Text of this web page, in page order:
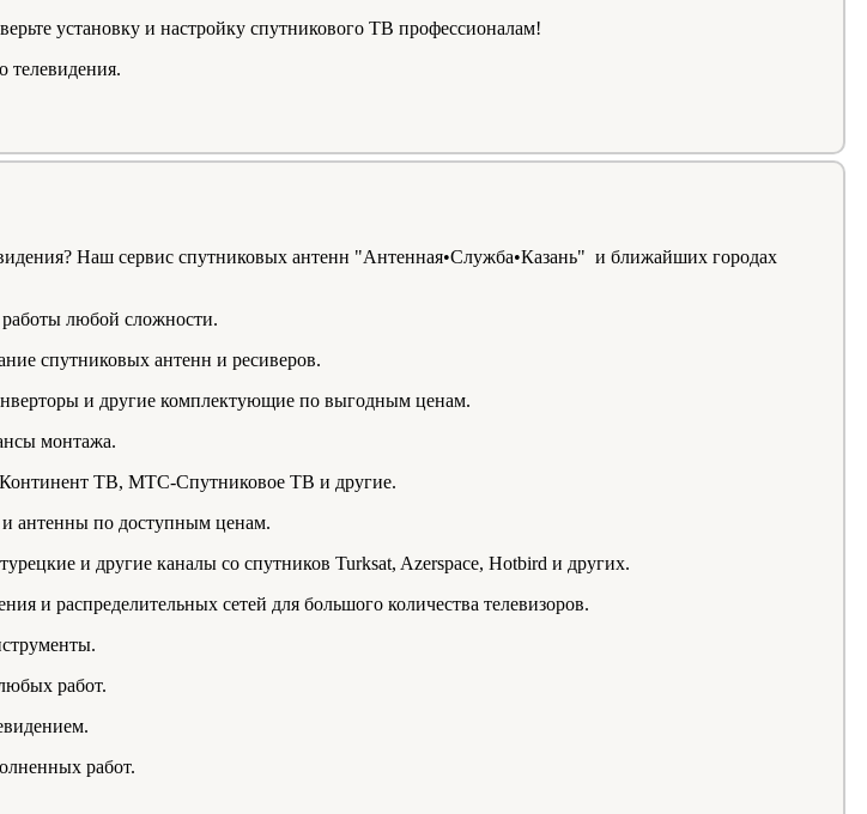
установку и настройку спутникового ТВ профессионалам!
телевидения.
Наш сервис спутниковых антенн "Антенная•Служба•Казань" и ближайших городах
любой сложности.
спутниковых антенн и ресиверов.
и другие комплектующие по выгодным ценам.
монтажа.
ТВ, МТС-Спутниковое ТВ и другие.
антенны по доступным ценам.
и другие каналы со спутников Turksat, Azerspace, Hotbird и других.
и распределительных сетей для большого количества телевизоров.
работ.
работ.